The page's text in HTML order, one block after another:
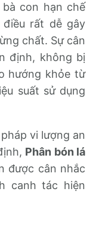
con hạn chế
rất dễ gây
chất. Sự cân
định, không bị
hướng khỏe từ
suất sử dụng
vi lượng an
Phân bón lá
được cân nhắc
canh tác hiện